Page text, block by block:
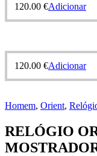
120.00 €Adicionar
120.00 €Adicionar
Homem, Orient,
RELÓGIO